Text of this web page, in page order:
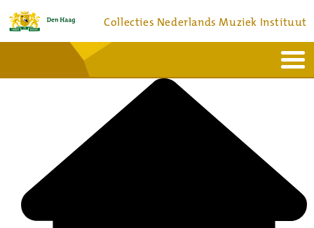
Collecties Nederlands Muziek Instituut
Bronnen en collecties